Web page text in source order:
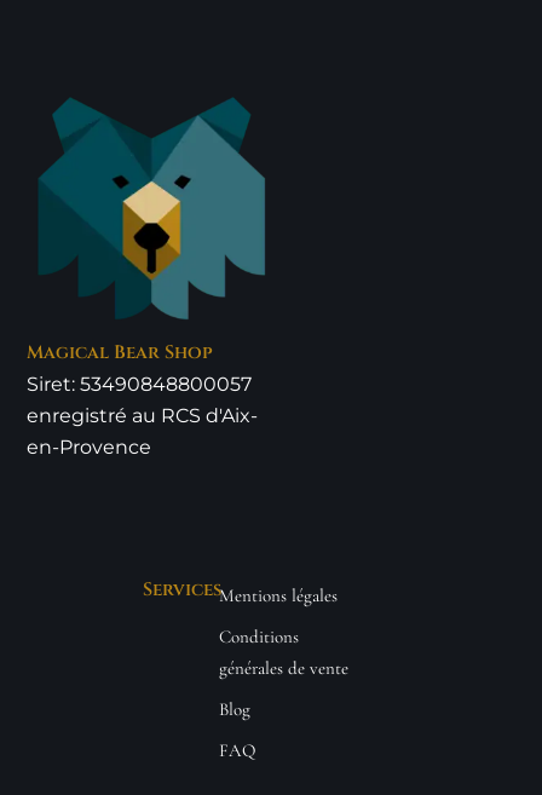
Magical Bear Shop
Siret: 53490848800057
enregistré au RCS d'Aix-
en-Provence
ServicesMentions légales
Conditions
générales de vente
Blog
FAQ